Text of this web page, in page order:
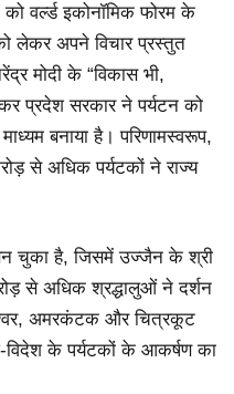
वर्ल्ड इकोनॉमिक फोरम के
लेकर अपने विचार प्रस्तुत
मोदी के “विकास भी,
प्रदेश सरकार ने पर्यटन को
बनाया है। परिणामस्वरूप,
से अधिक पर्यटकों ने राज्य
बन चुका है, जिसमें उज्जैन के श्री
से अधिक श्रद्धालुओं ने दर्शन
अमरकंटक और चित्रकूट
विदेश के पर्यटकों के आकर्षण का